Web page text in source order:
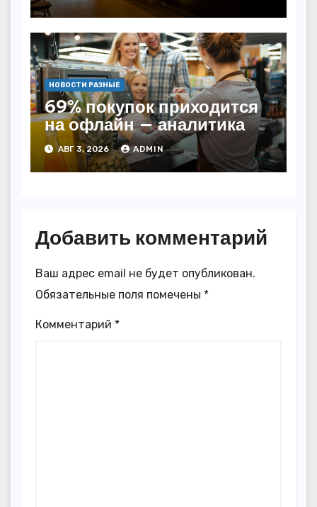
НОВОСТИ РАЗНЫЕ
69% покупок приходится
на офлайн — аналитика
АВГ 3, 2026 ADMIN
Добавить комментарий
Ваш адрес email не будет опубликован.
Обязательные поля помечены *
Комментарий *